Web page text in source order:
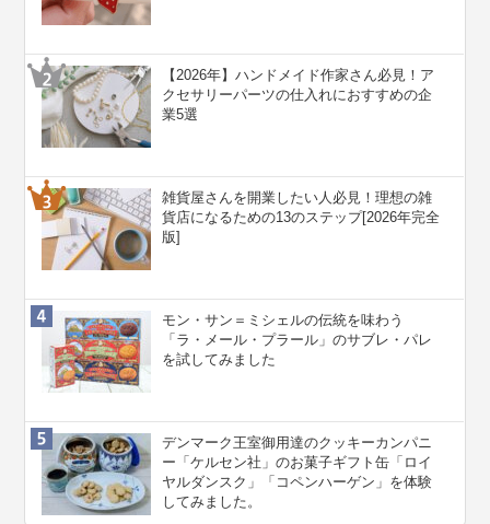
【2026年】ハンドメイド作家さん必見！ア
クセサリーパーツの仕入れにおすすめの企
業5選
雑貨屋さんを開業したい人必見！理想の雑
貨店になるための13のステップ[2026年完全
版]
モン・サン＝ミシェルの伝統を味わう
「ラ・メール・プラール」のサブレ・パレ
を試してみました
デンマーク王室御用達のクッキーカンパニ
ー「ケルセン社」のお菓子ギフト缶「ロイ
ヤルダンスク」「コペンハーゲン」を体験
してみました。